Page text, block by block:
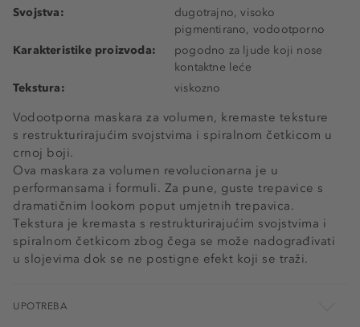
Vodootporna maskara za volumen, kremaste teksture
s restrukturirajućim svojstvima i spiralnom četkicom u
crnoj boji.
Ova maskara za volumen revolucionarna je u
performansama i formuli. Za pune, guste trepavice s
dramatičnim lookom poput umjetnih trepavica.
Tekstura je kremasta s restrukturirajućim svojstvima i
spiralnom četkicom zbog čega se može nadograđivati
u slojevima dok se ne postigne efekt koji se traži.
Svojstva:
dugotrajno, visoko
pigmentirano, vodootporno
Karakteristike proizvoda:
pogodno za ljude koji nose
kontaktne leće
Tekstura:
viskozno
UPOTREBA